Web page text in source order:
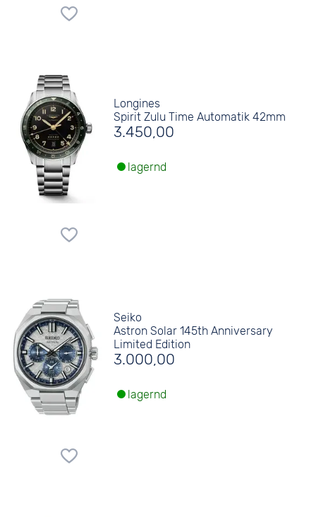
Longines
Spirit Zulu Time Automatik 42mm
3.450,00
lagernd
Seiko
Astron Solar 145th Anniversary
Limited Edition
3.000,00
lagernd